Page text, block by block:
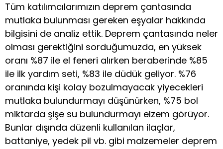
Tüm katılımcılarımızın deprem çantasında
mutlaka bulunması gereken eşyalar hakkında
bilgisini de analiz ettik. Deprem çantasında neler
olması gerektiğini sorduğumuzda, en yüksek
oranı %87 ile el feneri alırken beraberinde %85
ile ilk yardım seti, %83 ile düdük geliyor. %76
oranında kişi kolay bozulmayacak yiyecekleri
mutlaka bulundurmayı düşünürken, %75 bol
miktarda şişe su bulundurmayı elzem görüyor.
Bunlar dışında düzenli kullanılan ilaçlar,
battaniye, yedek pil vb. gibi malzemeler deprem